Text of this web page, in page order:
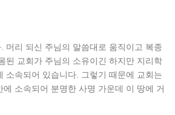
머리 되신 주님의 말씀대로 움직이고 복종
된 교회가 주님의 소유이긴 하지만 지리학
소속되어 있습니다. 그렇기 때문에 교회는
에 소속되어 분명한 사명 가운데 이 땅에 거